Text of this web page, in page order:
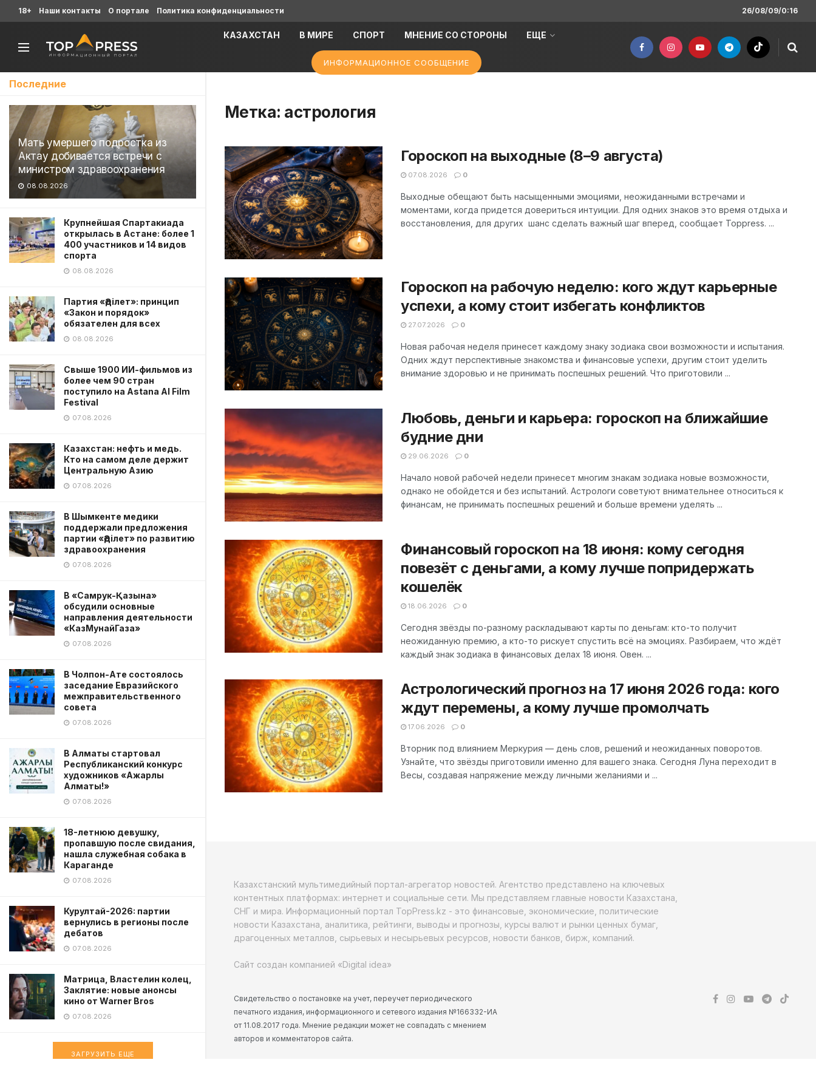
Последние
Мать умершего подростка из
Актау добивается встречи с
министром здравоохранения
08.08.2026
Крупнейшая Спартакиада
открылась в Астане: более 1
400 участников и 14 видов
спорта
08.08.2026
Партия «Әділет»: принцип
«Закон и порядок»
обязателен для всех
08.08.2026
Свыше 1900 ИИ-фильмов из
более чем 90 стран
поступило на Astana AI Film
Festival
07.08.2026
Казахстан: нефть и медь.
Кто на самом деле держит
Центральную Азию
07.08.2026
В Шымкенте медики
поддержали предложения
партии «Әділет» по развитию
здравоохранения
07.08.2026
В «Самрук-Қазына»
обсудили основные
направления деятельности
«КазМунайГаза»
07.08.2026
В Чолпон-Ате состоялось
заседание Евразийского
межправительственного
совета
07.08.2026
В Алматы стартовал
Республиканский конкурс
художников «Ажарлы
Алматы!»
07.08.2026
18-летнюю девушку,
пропавшую после свидания,
нашла служебная собака в
Караганде
07.08.2026
Курултай-2026: партии
вернулись в регионы после
дебатов
07.08.2026
Матрица, Властелин колец,
Заклятие: новые анонсы
кино от Warner Bros
07.08.2026
ЗАГРУЗИТЬ ЕЩЕ
18+ Наши контакты О портале Политика конфиденциальности 26/08/09/0:16
КАЗАХСТАН В МИРЕ СПОРТ МНЕНИЕ СО СТОРОНЫ ЕЩЕ
ИНФОРМАЦИОННОЕ СООБЩЕНИЕ
Метка: астрология
Гороскоп на выходные (8–9 августа)
07.08.2026 0
Выходные обещают быть насыщенными эмоциями, неожиданными встречами и
моментами, когда придется довериться интуиции. Для одних знаков это время отдыха и
восстановления, для других шанс сделать важный шаг вперед, сообщает Toppress. ...
Гороскоп на рабочую неделю: кого ждут карьерные
успехи, а кому стоит избегать конфликтов
27.07.2026 0
Новая рабочая неделя принесет каждому знаку зодиака свои возможности и испытания.
Одних ждут перспективные знакомства и финансовые успехи, другим стоит уделить
внимание здоровью и не принимать поспешных решений. Что приготовили ...
Любовь, деньги и карьера: гороскоп на ближайшие
будние дни
29.06.2026 0
Начало новой рабочей недели принесет многим знакам зодиака новые возможности,
однако не обойдется и без испытаний. Астрологи советуют внимательнее относиться к
финансам, не принимать поспешных решений и больше времени уделять ...
Финансовый гороскоп на 18 июня: кому сегодня
повезёт с деньгами, а кому лучше попридержать
кошелёк
18.06.2026 0
Сегодня звёзды по-разному раскладывают карты по деньгам: кто-то получит
неожиданную премию, а кто-то рискует спустить всё на эмоциях. Разбираем, что ждёт
каждый знак зодиака в финансовых делах 18 июня. Овен. ...
Астрологический прогноз на 17 июня 2026 года: кого
ждут перемены, а кому лучше промолчать
17.06.2026 0
Вторник под влиянием Меркурия — день слов, решений и неожиданных поворотов.
Узнайте, что звёзды приготовили именно для вашего знака. Сегодня Луна переходит в
Весы, создавая напряжение между личными желаниями и ...
Казахстанский мультимедийный портал-агрегатор новостей. Агентство представлено на ключевых
контентных платформах: интернет и социальные сети. Мы представляем главные новости Казахстана,
СНГ и мира. Информационный портал TopPress.kz - это финансовые, экономические, политические
новости Казахстана, аналитика, рейтинги, выводы и прогнозы, курсы валют и рынки ценных бумаг,
драгоценных металлов, сырьевых и несырьевых ресурсов, новости банков, бирж, компаний.
Сайт создан компанией «Digital idea»
Свидетельство о постановке на учет, переучет периодического
печатного издания, информационного и сетевого издания №166332-ИА
от 11.08.2017 года. Мнение редакции может не совпадать с мнением
авторов и комментаторов сайта.